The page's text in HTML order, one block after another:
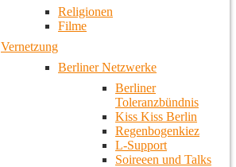
Religionen
Filme
Vernetzung
Berliner Netzwerke
Berliner
Toleranzbündnis
Kiss Kiss Berlin
Regenbogenkiez
L-Support
Soireeen und Talks